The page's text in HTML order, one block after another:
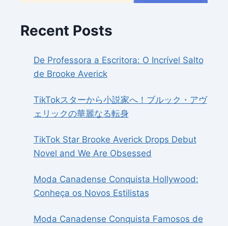
Recent Posts
De Professora a Escritora: O Incrível Salto
de Brooke Averick
TikTokスターから小説家へ！ブルック・アヴ
ェリックの華麗なる転身
TikTok Star Brooke Averick Drops Debut
Novel and We Are Obsessed
Moda Canadense Conquista Hollywood:
Conheça os Novos Estilistas
Moda Canadense Conquista Famosos de